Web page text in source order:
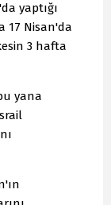
yaptığı
17 Nisan'da
3 hafta
yana